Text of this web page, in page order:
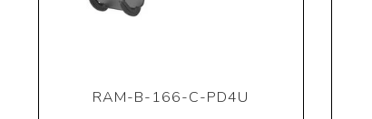
RAM-B-166-C-PD4U